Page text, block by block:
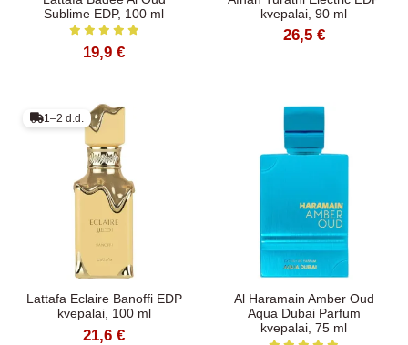
Sublime EDP, 100 ml
19,9 €
kvepalai, 90 ml
26,5 €
1–2 d.d.
Lattafa Eclaire Banoffi EDP
kvepalai, 100 ml
21,6 €
Al Haramain Amber Oud
Aqua Dubai Parfum
kvepalai, 75 ml